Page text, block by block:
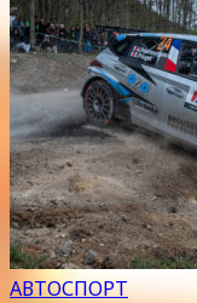
АВТОСПОРТ